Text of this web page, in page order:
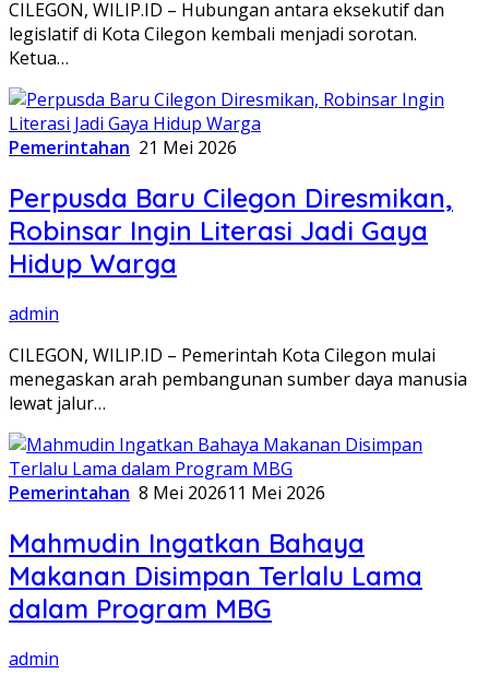
CILEGON, WILIP.ID – Hubungan antara eksekutif dan
legislatif di Kota Cilegon kembali menjadi sorotan.
Ketua…
Pemerintahan 21 Mei 2026
Perpusda Baru Cilegon Diresmikan,
Robinsar Ingin Literasi Jadi Gaya
Hidup Warga
admin
CILEGON, WILIP.ID – Pemerintah Kota Cilegon mulai
menegaskan arah pembangunan sumber daya manusia
lewat jalur…
Pemerintahan 8 Mei 202611 Mei 2026
Mahmudin Ingatkan Bahaya
Makanan Disimpan Terlalu Lama
dalam Program MBG
admin